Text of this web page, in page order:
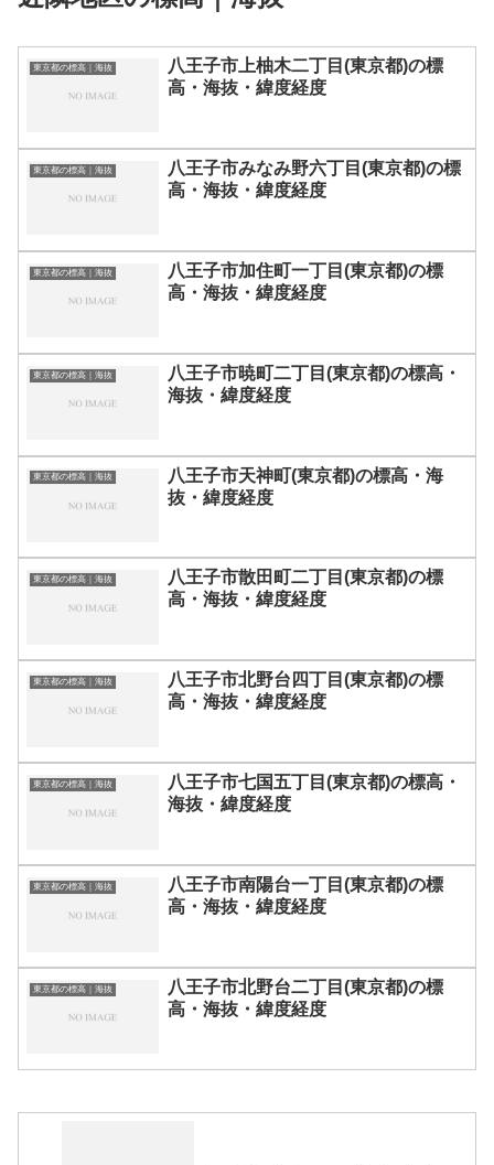
東京都の標高｜海抜
八王子市上柚木二丁目(東京都)の標
高・海抜・緯度経度
東京都の標高｜海抜
八王子市みなみ野六丁目(東京都)の標
高・海抜・緯度経度
東京都の標高｜海抜
八王子市加住町一丁目(東京都)の標
高・海抜・緯度経度
東京都の標高｜海抜
八王子市暁町二丁目(東京都)の標高・
海抜・緯度経度
東京都の標高｜海抜
八王子市天神町(東京都)の標高・海
抜・緯度経度
東京都の標高｜海抜
八王子市散田町二丁目(東京都)の標
高・海抜・緯度経度
東京都の標高｜海抜
八王子市北野台四丁目(東京都)の標
高・海抜・緯度経度
東京都の標高｜海抜
八王子市七国五丁目(東京都)の標高・
海抜・緯度経度
東京都の標高｜海抜
八王子市南陽台一丁目(東京都)の標
高・海抜・緯度経度
東京都の標高｜海抜
八王子市北野台二丁目(東京都)の標
高・海抜・緯度経度